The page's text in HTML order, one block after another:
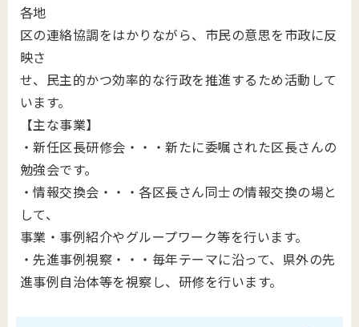
各地
区の連絡協調をはかりながら、市民の意思を市政に反
映さ
せ、民主的かつ効率的な行政を推進するため活動して
います。
【主な事業】
・新任区長研修会・・・新たに委嘱された区長さんの
勉強会です。
・情報交換会・・・各区長さん同士の情報交換の場と
して、
事業・事例紹介やグループワーク等を行います。
・先進事例視察・・・毎年テーマに沿って、県外の先
進事例自治体等を視察し、研修を行います。